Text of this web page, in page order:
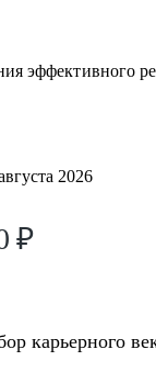
поддержка,
менеджмент,
и развитии бизнеса
эффективного
2026
₽
карьерного